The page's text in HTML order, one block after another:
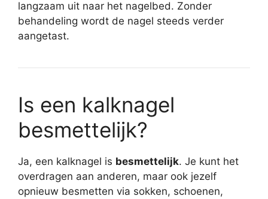
langzaam uit naar het nagelbed. Zonder
behandeling wordt de nagel steeds verder
aangetast.
Is een kalknagel
besmettelijk?
Ja, een kalknagel is besmettelijk. Je kunt het
overdragen aan anderen, maar ook jezelf
opnieuw besmetten via sokken, schoenen,